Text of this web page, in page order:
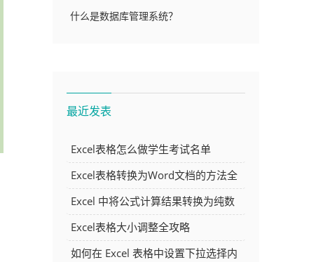
什么是数据库管理系统？
最近发表
Excel表格怎么做学生考试名单
Excel表格转换为Word文档的方法全
解析
Excel 中将公式计算结果转换为纯数
字的多种方法
Excel表格大小调整全攻略
如何在 Excel 表格中设置下拉选择内